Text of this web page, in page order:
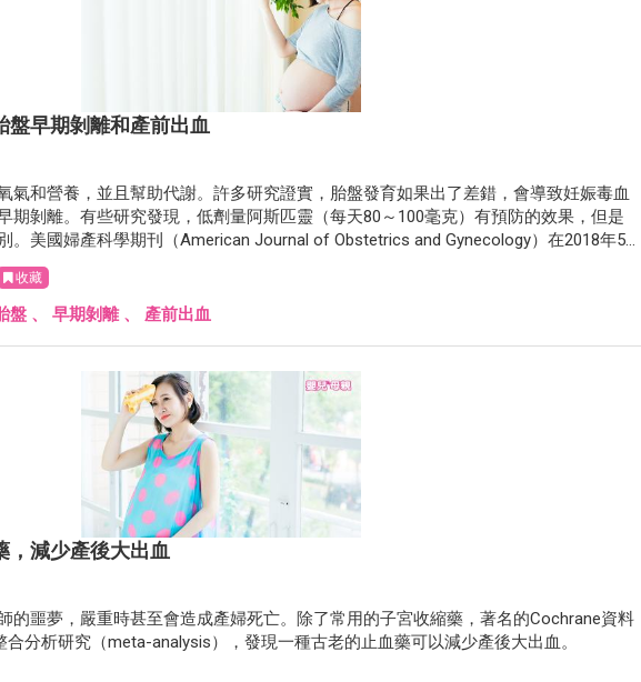
盤早期剝離和產前出血
氣和營養，並且幫助代謝。許多研究證實，胎盤發育如果出了差錯，會導致妊娠毒血
期剝離。有些研究發現，低劑量阿斯匹靈（每天80～100毫克）有預防的效果，但是
。美國婦產科學期刊（American Journal of Obstetrics and Gynecology）在2018年5
（meta-analysis），結論是低劑量的阿斯匹靈，的確可以預防胎盤早期剝離和產前出
機有關。
收藏
盤 、 早期剝離、 產前出血
，減少產後大出血
的噩夢，嚴重時甚至會造成產婦死亡。除了常用的子宮收縮藥，著名的Cochrane資料
合分析研究（meta-analysis），發現一種古老的止血藥可以減少產後大出血。